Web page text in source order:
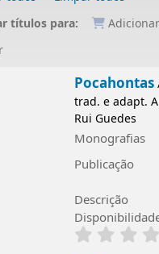
títulos para:
/Walt
Ana Maria Guedes, Rui
Rio de
112 p. :
Reservar